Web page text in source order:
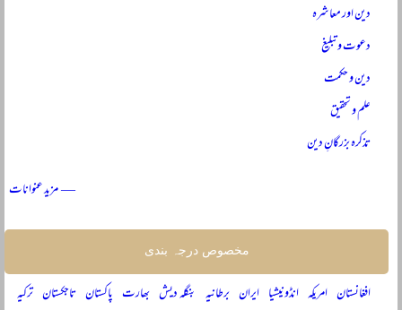
دین اور معاشرہ
دعوت و تبلیغ
دین و حکمت
علم و تحقیق
تذکرہ بزرگانِ دین
— مزید عنوانات
مخصوص درجہ بندی
افغانستان امریکہ انڈونیشیا ایران برطانیہ بنگلہ دیش بھارت پاکستان تاجکستان ترکیہ